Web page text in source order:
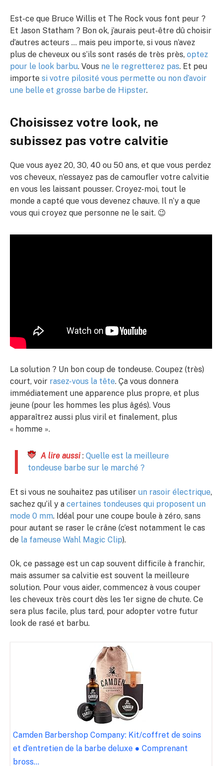
Est-ce que Bruce Willis et The Rock vous font peur ?
Et Jason Statham ? Bon ok, j’aurais peut-être dû choisir
d’autres acteurs … mais peu importe, si vous n’avez
plus de cheveux ou s’ils sont rasés de très près, optez
pour le look barbu. Vous ne le regretterez pas. Et peu
importe si votre pilosité vous permette ou non d’avoir
une belle et grosse barbe de Hipster.
Choisissez votre look, ne
subissez pas votre calvitie
Que vous ayez 20, 30, 40 ou 50 ans, et que vous perdez
vos cheveux, n’essayez pas de camoufler votre calvitie
en vous les laissant pousser. Croyez-moi, tout le
monde a capté que vous devenez chauve. Il n’y a que
vous qui croyez que personne ne le sait. 😉
La solution ? Un bon coup de tondeuse. Coupez (très)
court, voir rasez-vous la tête. Ça vous donnera
immédiatement une apparence plus propre, et plus
jeune (pour les hommes les plus âgés). Vous
apparaîtrez aussi plus viril et finalement, plus
« homme ».
A lire aussi: Quelle est la meilleure
tondeuse barbe sur le marché ?
Et si vous ne souhaitez pas utiliser un rasoir électrique,
sachez qu’il y a certaines tondeuses qui proposent un
mode 0 mm. Idéal pour une coupe boule à zéro, sans
pour autant se raser le crâne (c’est notamment le cas
de la fameuse Wahl Magic Clip).
Ok, ce passage est un cap souvent difficile à franchir,
mais assumer sa calvitie est souvent la meilleure
solution. Pour vous aider, commencez à vous couper
les cheveux très court dès les 1er signe de chute. Ce
sera plus facile, plus tard, pour adopter votre futur
look de rasé et barbu.
Camden Barbershop Company: Kit/coffret de soins
et d’entretien de la barbe deluxe ● Comprenant
bross...